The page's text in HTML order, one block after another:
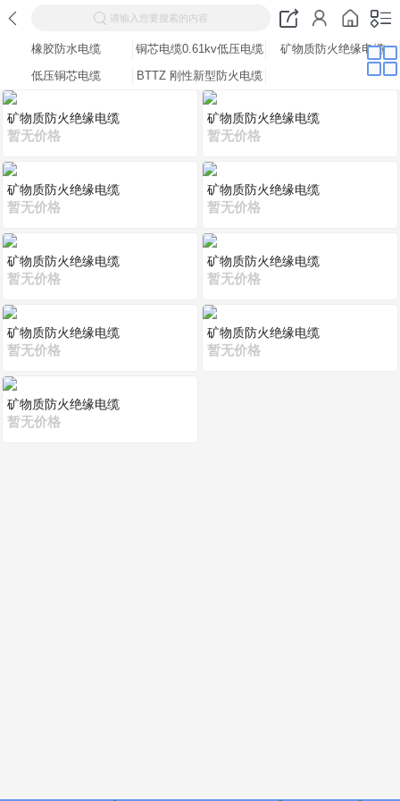
请输入您要搜索的内容
橡胶防水电缆 铜芯电缆0.61kv低压电缆
矿物质防火绝缘电缆
低压铜芯电缆
BTTZ 刚性新型防火电缆
矿物质防火绝缘电缆
暂无价格
矿物质防火绝缘电缆
暂无价格
矿物质防火绝缘电缆
暂无价格
矿物质防火绝缘电缆
暂无价格
矿物质防火绝缘电缆
暂无价格
矿物质防火绝缘电缆
暂无价格
矿物质防火绝缘电缆
暂无价格
矿物质防火绝缘电缆
暂无价格
矿物质防火绝缘电缆
暂无价格